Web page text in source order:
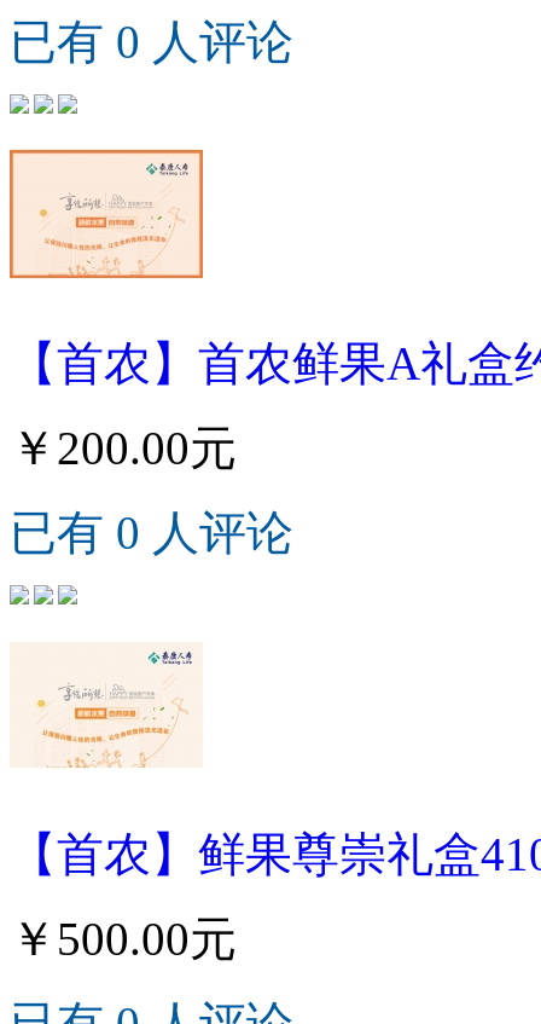
已有 0 人评论
【首农】首农鲜果A礼盒
￥200.00元
已有 0 人评论
【首农】鲜果尊崇礼盒
￥500.00元